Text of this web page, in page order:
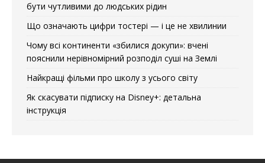
бути чутливими до людських рідин
Що означають цифри тостері — і це не хвилинии
Чому всі континенти «збилися докупи»: вчені
пояснили нерівномірний розподіл суші на Землі
Найкращі фільми про школу з усього світу
Як скасувати підписку на Disney+: детальна
інструкція